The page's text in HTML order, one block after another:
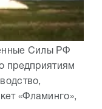
Силы РФ
предприятиям
«Фламинго»,